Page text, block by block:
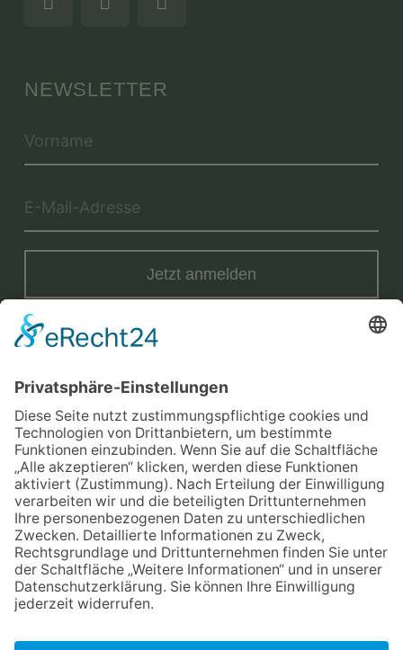
NEWSLETTER
Jetzt anmelden
Mit der Eintragung in dem Newsletter erkläre ich mich mit der
Datenschutzerklärungvon Terraristik District einverstanden.
Versand